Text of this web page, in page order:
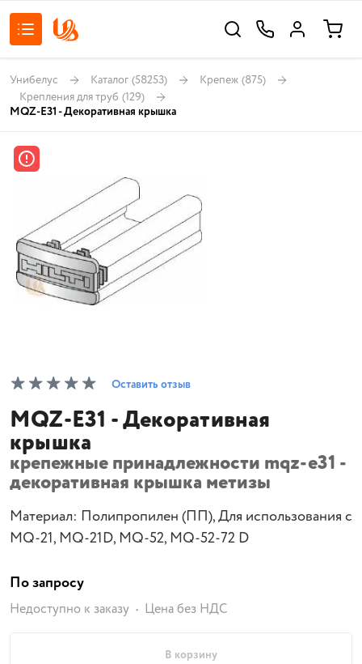
Унибелус Каталог (58253) Крепеж (875)
Крепления для труб (129)
MQZ-E31 - Декоративная крышка
Оставить отзыв
MQZ-E31 - Декоративная
крышка
крепежные принадлежности mqz-e31 -
декоративная крышка метизы
Материал: Полипропилен (ПП), Для использования с
MQ-21, MQ-21D, MQ-52, MQ-52-72 D
По запросу
Недоступно к заказу Цена без НДС
В корзину